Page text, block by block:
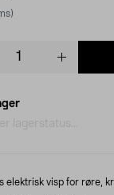
lagerstatus...
elektrisk visp for røre,